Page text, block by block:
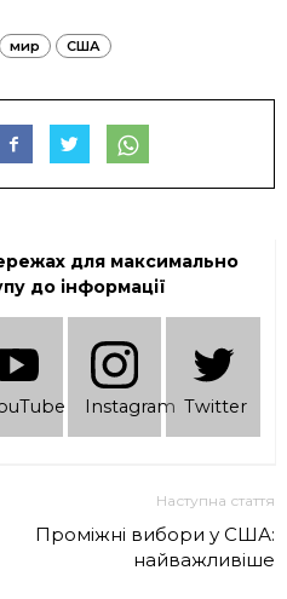
мир США
для максимально
до інформації
Instagram Twitter
Наступна стаття
Проміжні вибори у США:
найважливіше